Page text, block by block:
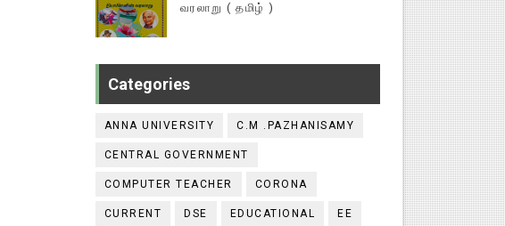
வரலாறு ( தமிழ் )
Categories
ANNA UNIVERSITY C.M .PAZHANISAMY
CENTRAL GOVERNMENT
COMPUTER TEACHER CORONA
CURRENT DSE EDUCATIONAL EE